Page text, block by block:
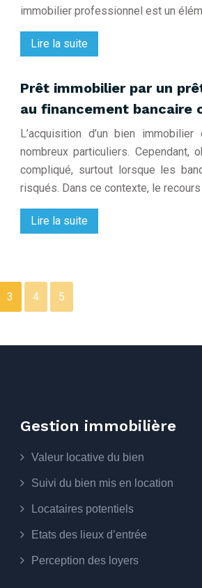
immobilier professionnel est un
Lire la suite
Prêt immobilier par un
au financement bancaire
L’acquisition d’un bien
nombreux particuliers. Cependant,
compliqué, surtout lorsque les
risqués. Dans ce contexte, le
Lire la suite
3 4 5
Gestion immobilière
Valeur locative du bien
Suivi du bien mis en location
Locataires potentiels
Etats des lieux d’entrée
Perception des loyers